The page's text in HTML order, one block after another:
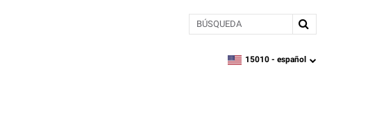
BÚSQUEDA
zipcode, language
15010 - español